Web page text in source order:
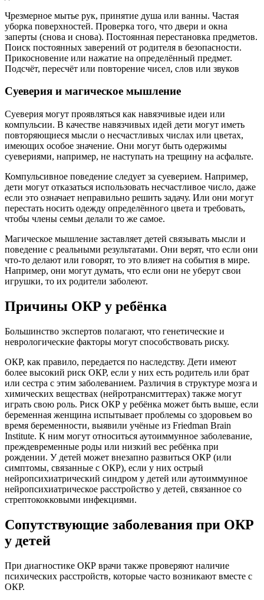
Чрезмерное мытье рук, принятие душа или ванны. Частая
уборка поверхностей. Проверка того, что двери и окна
заперты (снова и снова). Постоянная перестановка предметов.
Поиск постоянных заверений от родителя в безопасности.
Прикосновение или нажатие на определённый предмет.
Подсчёт, пересчёт или повторение чисел, слов или звуков
Суеверия и магическое мышление
Суеверия могут проявляться как навязчивые идеи или
компульсии. В качестве навязчивых идей дети могут иметь
повторяющиеся мысли о несчастливых числах или цветах,
имеющих особое значение. Они могут быть одержимы
суевериями, например, не наступать на трещину на асфальте.
Компульсивное поведение следует за суеверием. Например,
дети могут отказаться использовать несчастливое число, даже
если это означает неправильно решить задачу. Или они могут
перестать носить одежду определённого цвета и требовать,
чтобы члены семьи делали то же самое.
Магическое мышление заставляет детей связывать мысли и
поведение с реальными результатами. Они верят, что если они
что-то делают или говорят, то это влияет на события в мире.
Например, они могут думать, что если они не уберут свои
игрушки, то их родители заболеют.
Причины ОКР у ребёнка
Большинство экспертов полагают, что генетические и
неврологические факторы могут способствовать риску.
ОКР, как правило, передается по наследству. Дети имеют
более высокий риск ОКР, если у них есть родитель или брат
или сестра с этим заболеванием. Различия в структуре мозга и
химических веществах (нейротрансмиттерах) также могут
играть свою роль. Риск ОКР у ребёнка может быть выше, если
беременная женщина испытывает проблемы со здоровьем во
время беременности, выявили учёные из Friedman Brain
Institute. К ним могут относиться аутоиммунное заболевание,
преждевременные роды или низкий вес ребёнка при
рождении. У детей может внезапно развиться ОКР (или
симптомы, связанные с ОКР), если у них острый
нейропсихиатрический синдром у детей или аутоиммунное
нейропсихиатрическое расстройство у детей, связанное со
стрептококковыми инфекциями.
Сопутствующие заболевания при ОКР
у детей
При диагностике ОКР врачи также проверяют наличие
психических расстройств, которые часто возникают вместе с
ОКР.